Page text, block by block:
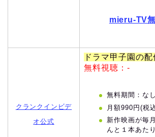
mieru-TV
クランクインビデ
オ公式
ドラマ甲子園の配
無料視聴：-
無料期間：なし
月額990円(税
新作映画が毎
んと１本あた